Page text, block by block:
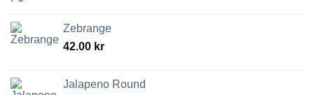
Zebrange
42.00 kr
Jalapeno Round